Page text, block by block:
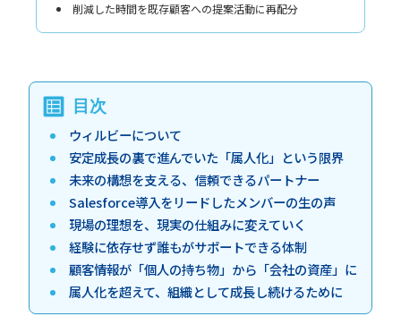
削減した時間を既存顧客への提案活動に再配分
ウィルビーについて
安定成長の裏で進んでいた「属人化」という限界
未来の構想を支える、信頼できるパートナー
Salesforce導入をリードしたメンバーの生の声
現場の理想を、現実の仕組みに変えていく
経験に依存せず誰もがサポートできる体制
顧客情報が「個人の持ち物」から「会社の資産」に
属人化を超えて、組織として成長し続けるために